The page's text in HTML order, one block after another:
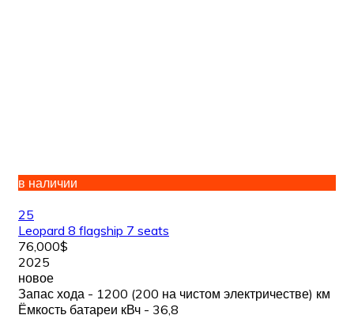
в наличии
25
Leopard 8 flagship 7 seats
76,000$
2025
новое
Запас хода - 1200 (200 на чистом электричестве) км
Ёмкость батареи кВч - 36,8